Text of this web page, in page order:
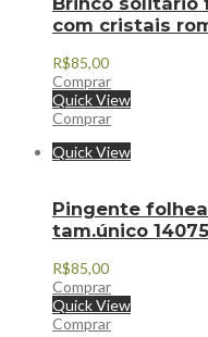
com cristais
R$85,00
Comprar
Quick View
Comprar
Quick View
Pingente
tam.único
R$85,00
Comprar
Quick View
Comprar